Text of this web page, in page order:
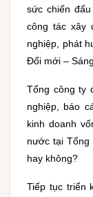
sức chiến
công tác xây
nghiệp, phát
Đổi mới –
Tổng công ty
nghiệp, báo
kinh doanh
nước tại Tổng
hay không?
Tiếp tục triển